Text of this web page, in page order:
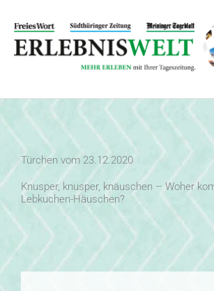
Inhalt
springen
Türchen vom 23.12.2020
Knusper, knusper, knäuschen – Woher
Lebkuchen-Häuschen?